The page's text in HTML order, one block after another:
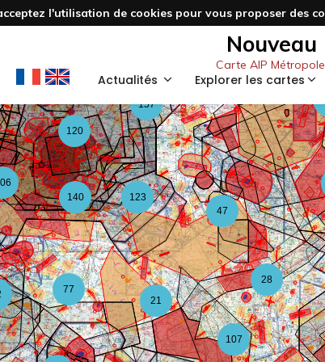
l'utilisation de cookies pour vous proposer des
Nouveau
Carte AIP
Actualités Explorer les cartes
59
107
77
123
157
47
28
3
21
140
120